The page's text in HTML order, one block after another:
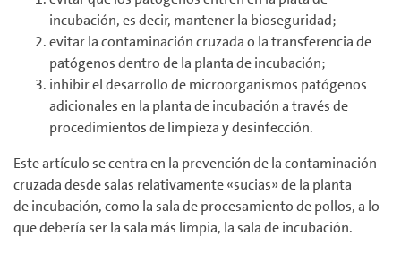
incubación, es decir, mantener la bioseguridad;
evitar la contaminación cruzada o la transferencia de
patógenos dentro de la planta de incubación;
inhibir el desarrollo de microorganismos patógenos
adicionales en la planta de incubación a través de
procedimientos de limpieza y desinfección.
Este artículo se centra en la prevención de la contaminación
cruzada desde salas relativamente «sucias» de la planta
de incubación, como la sala de procesamiento de pollos, a lo
que debería ser la sala más limpia, la sala de incubación.